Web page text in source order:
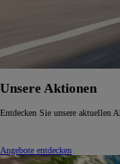
Unsere Aktionen
Entdecken Sie unsere aktuellen
Angebote entdecken